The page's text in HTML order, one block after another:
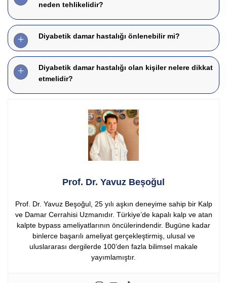
neden tehlikelidir?
Diyabetik damar hastalığı önlenebilir mi?
Diyabetik damar hastalığı olan kişiler nelere dikkat
etmelidir?
Prof. Dr. Yavuz Beşoğul
Prof. Dr. Yavuz Beşoğul, 25 yılı aşkın deneyime sahip bir Kalp
ve Damar Cerrahisi Uzmanıdır. Türkiye’de kapalı kalp ve atan
kalpte bypass ameliyatlarının öncülerindendir. Bugüne kadar
binlerce başarılı ameliyat gerçekleştirmiş, ulusal ve
uluslararası dergilerde 100’den fazla bilimsel makale
yayımlamıştır.